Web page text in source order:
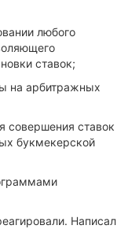
любого
ставок;
на арбитражных
совершения ставок
букмекерской
Написал